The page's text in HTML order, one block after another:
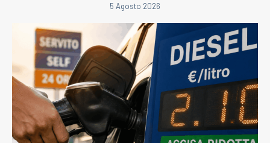
5 Agosto 2026